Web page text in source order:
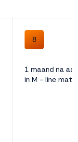
8
1 maand na
in M - line